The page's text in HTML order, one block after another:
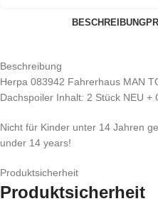
BESCHREIBUNG
Beschreibung
Herpa 083942 Fahrerhaus MAN
Dachspoiler Inhalt: 2 Stück NEU +
Nicht für Kinder unter 14 Jahren
under 14 years!
Produktsicherheit
Produktsicherheit